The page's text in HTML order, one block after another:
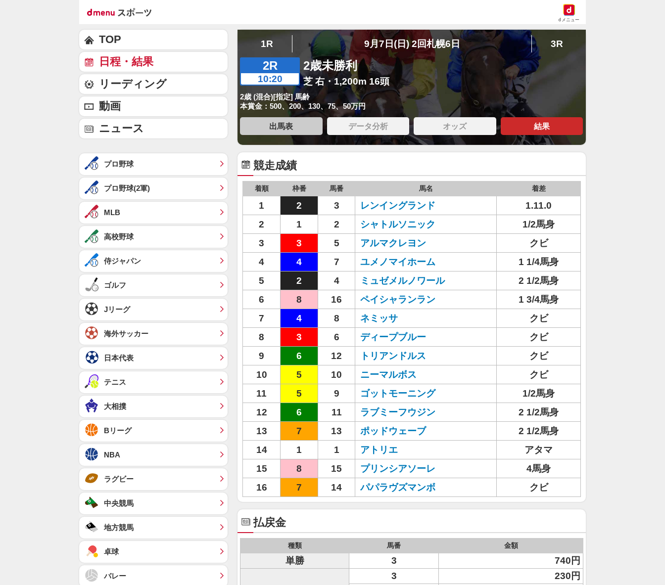
dメニュー
1R 9月7日(日) 2回札幌6日 3R
2R
10:20
2歳未勝利
芝 右・1,200m 16頭
2歳 (混合)[指定] 馬齢
本賞金：500、200、130、75、50万円
出馬表 データ分析 オッズ 結果
競走成績
着順 枠番 馬番 馬名 着差
1 2 3 レンイングランド
1.11.0
2
1 2 シャトルソニック
1/2馬身
3
3 5 アルマクレヨン
クビ
4
4 7 ユメノマイホーム
1 1/4馬身
5
2 4 ミュゼメルノワール
2 1/2馬身
6
8 16 ペイシャランラン
1 3/4馬身
7
4 8 ネミッサ
クビ
8
3 6 ディープブルー
クビ
9
6 12 トリアンドルス
クビ
10
5 10 ニーマルボス
クビ
11
5 9 ゴットモーニング
1/2馬身
12
6 11 ラブミーフウジン
2 1/2馬身
13
7 13 ポッドウェーブ
2 1/2馬身
14
1 1 アトリエ
アタマ
15
8 15 プリンシアソーレ
4馬身
16
7 14 パパラヴズマンボ クビ
払戻金
種類 馬番 金額
単勝 3 740円
3
230円
TOP
日程・結果
リーディング
動画
ニュース
プロ野球
プロ野球(2軍)
MLB
高校野球
侍ジャパン
ゴルフ
Jリーグ
海外サッカー
日本代表
テニス
大相撲
Bリーグ
NBA
ラグビー
中央競馬
地方競馬
卓球
バレー